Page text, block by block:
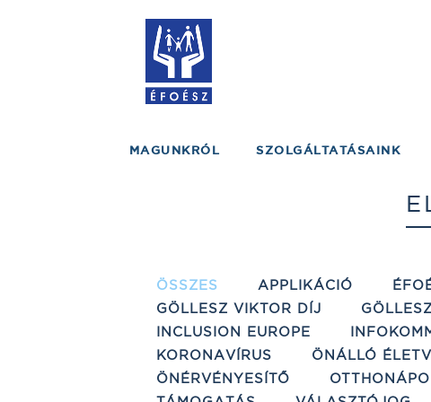
MAGUNKRÓL SZOLGÁLTATÁSAINK
ÖSSZES APPLIKÁCIÓ
GÖLLESZ VIKTOR DÍJ
INCLUSION EUROPE
KORONAVÍRUS
ÖNÁLLÓ
ÖNÉRVÉNYESÍTŐ